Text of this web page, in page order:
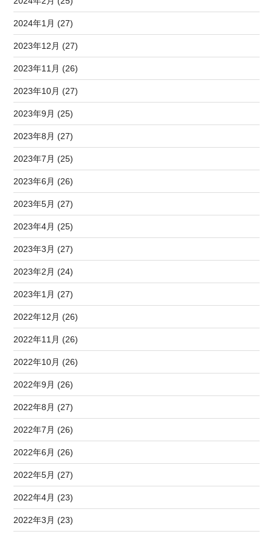
2024年1月 (27)
2023年12月 (27)
2023年11月 (26)
2023年10月 (27)
2023年9月 (25)
2023年8月 (27)
2023年7月 (25)
2023年6月 (26)
2023年5月 (27)
2023年4月 (25)
2023年3月 (27)
2023年2月 (24)
2023年1月 (27)
2022年12月 (26)
2022年11月 (26)
2022年10月 (26)
2022年9月 (26)
2022年8月 (27)
2022年7月 (26)
2022年6月 (26)
2022年5月 (27)
2022年4月 (23)
2022年3月 (23)